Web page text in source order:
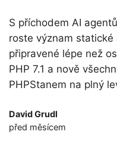
S příchodem AI
roste význam
připravené lépe než
PHP 7.1 a nově
PHPStanem na plný
David Grudl
před měsícem